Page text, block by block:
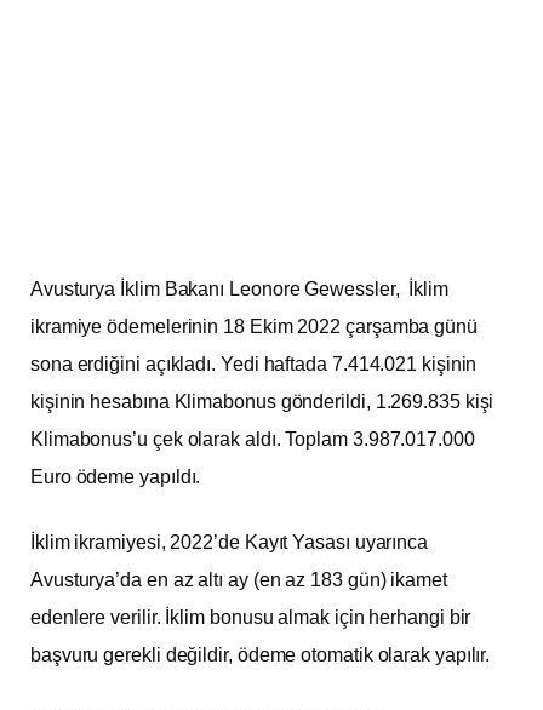
Avusturya İklim Bakanı Leonore Gewessler, İklim
ikramiye ödemelerinin 18 Ekim 2022 çarşamba günü
sona erdiğini açıkladı. Yedi haftada 7.414.021 kişinin
kişinin hesabına Klimabonus gönderildi, 1.269.835 kişi
Klimabonus’u çek olarak aldı. Toplam 3.987.017.000
Euro ödeme yapıldı.
İklim ikramiyesi, 2022’de Kayıt Yasası uyarınca
Avusturya’da en az altı ay (en az 183 gün) ikamet
edenlere verilir. İklim bonusu almak için herhangi bir
başvuru gerekli değildir, ödeme otomatik olarak yapılır.